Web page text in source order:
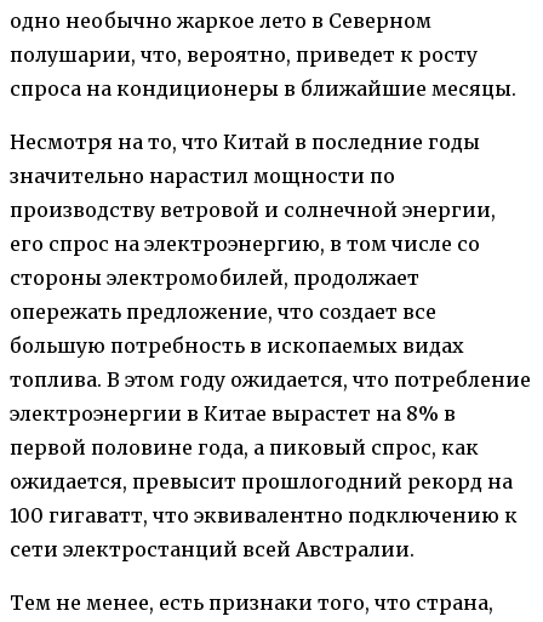
одно необычно жаркое лето в Северном
полушарии, что, вероятно, приведет к росту
спроса на кондиционеры в ближайшие месяцы.
Несмотря на то, что Китай в последние годы
значительно нарастил мощности по
производству ветровой и солнечной энергии,
его спрос на электроэнергию, в том числе со
стороны электромобилей, продолжает
опережать предложение, что создает все
большую потребность в ископаемых видах
топлива. В этом году ожидается, что потребление
электроэнергии в Китае вырастет на 8% в
первой половине года, а пиковый спрос, как
ожидается, превысит прошлогодний рекорд на
100 гигаватт, что эквивалентно подключению к
сети электростанций всей Австралии.
Тем не менее, есть признаки того, что страна,